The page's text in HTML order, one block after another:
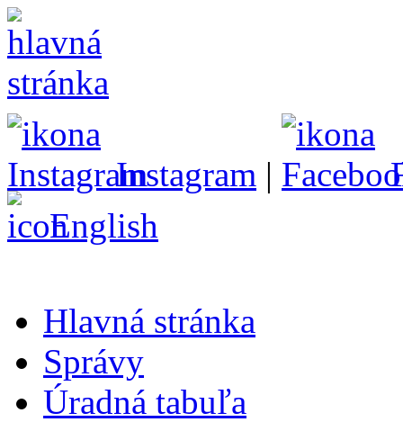
Instagram |
English
Hlavná stránka
Správy
Úradná tabuľa